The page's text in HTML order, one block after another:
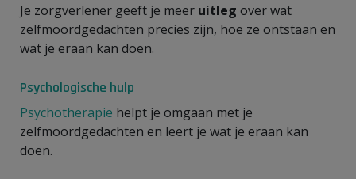
Je zorgverlener geeft je meer uitleg over wat
zelfmoordgedachten precies zijn, hoe ze ontstaan en
wat je eraan kan doen.
Psychologische hulp
Psychotherapie helpt je omgaan met je
zelfmoordgedachten en leert je wat je eraan kan
doen.